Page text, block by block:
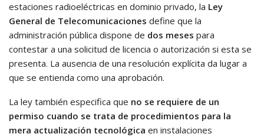
estaciones radioeléctricas en dominio privado, la Ley
General de Telecomunicaciones define que la
administración pública dispone de dos meses para
contestar a una solicitud de licencia o autorización si esta se
presenta. La ausencia de una resolución explícita da lugar a
que se entienda como una aprobación.
La ley también especifica que no se requiere de un
permiso cuando se trata de procedimientos para la
mera actualización tecnológica en instalaciones